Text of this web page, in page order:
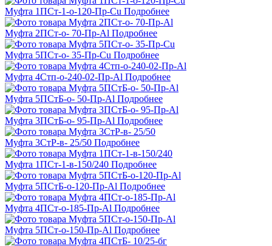
Муфта 1ПСт-1-о-120-Пр-Cu Подробнее
Муфта 2ПСт-о- 70-Пр-Al Подробнее
Муфта 5ПСт-о- 35-Пр-Cu Подробнее
Муфта 4Стп-о-240-02-Пр-Al Подробнее
Муфта 5ПСтБ-о- 50-Пр-Al Подробнее
Муфта 3ПСтБ-о- 95-Пр-Al Подробнее
Муфта 3СтР-в- 25/50 Подробнее
Муфта 1ПСт-1-в-150/240 Подробнее
Муфта 5ПСтБ-о-120-Пр-Al Подробнее
Муфта 4ПСт-о-185-Пр-Al Подробнее
Муфта 5ПСт-о-150-Пр-Al Подробнее